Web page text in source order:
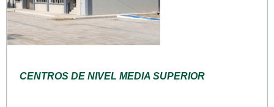
CENTROS DE NIVEL MEDIA SUPERIOR